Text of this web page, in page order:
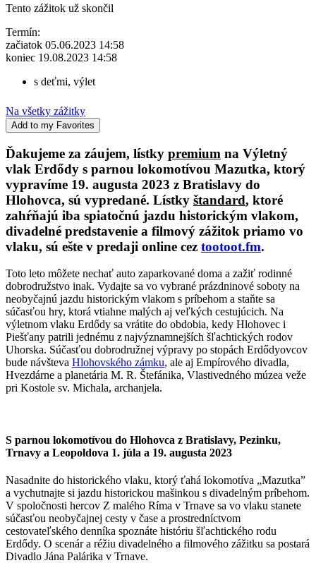
Tento zážitok už skončil
Termín:
začiatok 05.06.2023 14:58
koniec 19.08.2023 14:58
s deťmi, výlet
Na všetky zážitky
Add to my Favorites
Ďakujeme za záujem, lístky premium na Výletný
vlak Erdődy s parnou lokomotívou Mazutka, ktorý
vypravíme 19. augusta 2023 z Bratislavy do
Hlohovca, sú vypredané. Lístky štandard, ktoré
zahŕňajú iba spiatočnú jazdu historickým vlakom,
divadelné predstavenie a filmový zážitok priamo vo
vlaku, sú ešte v predaji online cez tootoot.fm.
Toto leto môžete nechať auto zaparkované doma a zažiť rodinné
dobrodružstvo inak. Vydajte sa vo vybrané prázdninové soboty na
neobyčajnú jazdu historickým vlakom s príbehom a staňte sa
súčasťou hry, ktorá vtiahne malých aj veľkých cestujúcich. Na
výletnom vlaku Erdődy sa vrátite do obdobia, kedy Hlohovec i
Piešťany patrili jednému z najvýznamnejších šľachtických rodov
Uhorska. Súčasťou dobrodružnej výpravy po stopách Erdődyovcov
bude návšteva Hlohovského zámku, ale aj Empírového divadla,
Hvezdárne a planetária M. R. Štefánika, Vlastivedného múzea veže
pri Kostole sv. Michala, archanjela.
S parnou lokomotívou do Hlohovca z Bratislavy, Pezinku,
Trnavy a Leopoldova 1. júla a 19. augusta 2023
Nasadnite do historického vlaku, ktorý ťahá lokomotíva „Mazutka”
a vychutnajte si jazdu historickou mašinkou s divadelným príbehom.
V spoločnosti hercov Z malého Ríma v Trnave sa vo vlaku stanete
súčasťou neobyčajnej cesty v čase a prostredníctvom
cestovateľského denníka spoznáte históriu šľachtického rodu
Erdődy. O scenár a réžiu divadelného a filmového zážitku sa postará
Divadlo Jána Palárika v Trnave.